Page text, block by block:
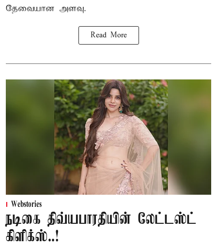
தேவையான அளவு.
Read More
Webstories
நடிகை திவ்யபாரதியின் லேட்டஸ்ட்
கிளிக்ஸ்..!